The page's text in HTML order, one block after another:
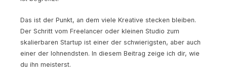
Das ist der Punkt, an dem viele Kreative stecken bleiben.
Der Schritt vom Freelancer oder kleinen Studio zum
skalierbaren Startup ist einer der schwierigsten, aber auch
einer der lohnendsten. In diesem Beitrag zeige ich dir, wie
du ihn meisterst.